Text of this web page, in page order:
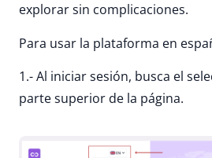
explorar sin complicaciones.
Para usar la plataforma en
1.- Al iniciar sesión, busca el
parte superior de la página.